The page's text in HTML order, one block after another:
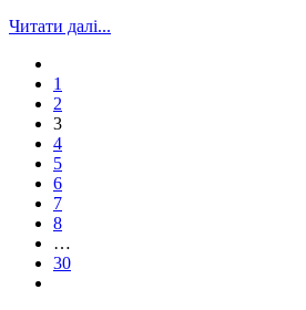
Читати далі...
1
2
3
4
5
6
7
8
…
30